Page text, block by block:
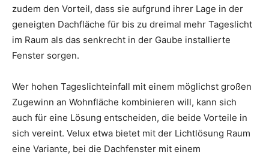
zudem den Vorteil, dass sie aufgrund ihrer Lage in der
geneigten Dachfläche für bis zu dreimal mehr Tageslicht
im Raum als das senkrecht in der Gaube installierte
Fenster sorgen.
Wer hohen Tageslichteinfall mit einem möglichst großen
Zugewinn an Wohnfläche kombinieren will, kann sich
auch für eine Lösung entscheiden, die beide Vorteile in
sich vereint. Velux etwa bietet mit der Lichtlösung Raum
eine Variante, bei die Dachfenster mit einem